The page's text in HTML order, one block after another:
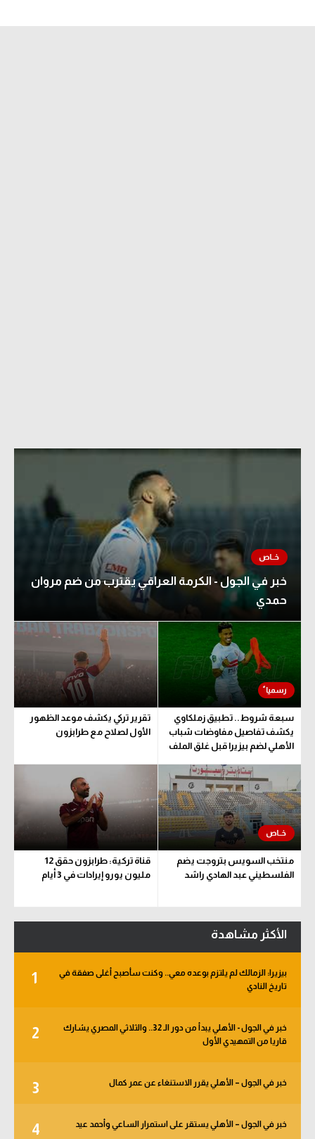
خبر في الجول - الكرمة العراقي يقترب من ضم مروان
حمدي
سبعة شروط.. تطبيق زملكاوي
يكشف تفاصيل مفاوضات شباب
الأهلي لضم بيزيرا قبل غلق الملف
تقرير تركي يكشف موعد الظهور
الأول لصلاح مع طرابزون
منتخب السويس بتروجت يضم
الفلسطيني عبد الهادي راشد
قناة تركية: طرابزون حقق 12
مليون يورو إيرادات في 3 أيام
الأكثر مشاهدة
1
بيزيرا: الزمالك لم يلتزم بوعده معي.. وكنت سأصبح أغلى صفقة في
تاريخ النادي
2
خبر في الجول - الأهلي يبدأ من دور الـ 32.. والثلاثي المصري يشارك
قاريا من التمهيدي الأول
3 خبر في الجول – الأهلي يقرر الاستنغاء عن عمر كمال
4 خبر في الجول – الأهلي يستقر على استمرار الساعي وأحمد عيد